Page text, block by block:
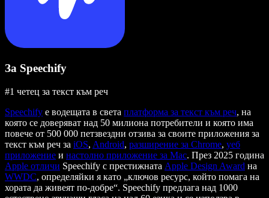
За Speechify
#1 четец за текст към реч
Speechify е водещата в света платформа за текст към реч, на
която се доверяват над 50 милиона потребители и която има
повече от 500 000 петзвездни отзива за своите приложения за
текст към реч за iOS, Android, разширение за Chrome, уеб
приложение и настолно приложение за Mac. През 2025 година
Apple отличи Speechify с престижната Apple Design Award на
WWDC, определяйки я като „ключов ресурс, който помага на
хората да живеят по-добре“. Speechify предлага над 1000